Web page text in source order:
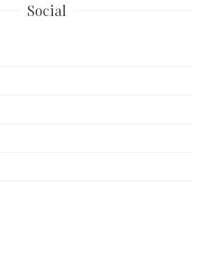
Social